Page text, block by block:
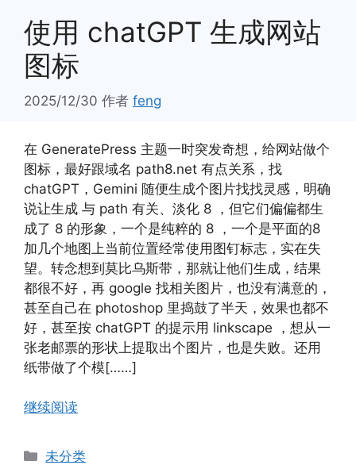
使用 chatGPT 生成网站
图标
2025/12/30 作者 feng
在 GeneratePress 主题一时突发奇想，给网站做个
图标，最好跟域名 path8.net 有点关系，找
chatGPT，Gemini 随便生成个图片找找灵感，明确
说让生成 与 path 有关、淡化 8 ，但它们偏偏都生
成了 8 的形象，一个是纯粹的 8 ，一个是平面的8
加几个地图上当前位置经常使用图钉标志，实在失
望。转念想到莫比乌斯带，那就让他们生成，结果
都很不好，再 google 找相关图片，也没有满意的，
甚至自己在 photoshop 里捣鼓了半天，效果也都不
好，甚至按 chatGPT 的提示用 linkscape ，想从一
张老邮票的形状上提取出个图片，也是失败。还用
纸带做了个模[……]
继续阅读
分
未分类